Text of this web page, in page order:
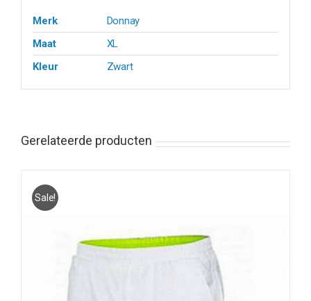
Merk
Donnay
Maat
XL
Kleur
Zwart
Gerelateerde producten
Sale!